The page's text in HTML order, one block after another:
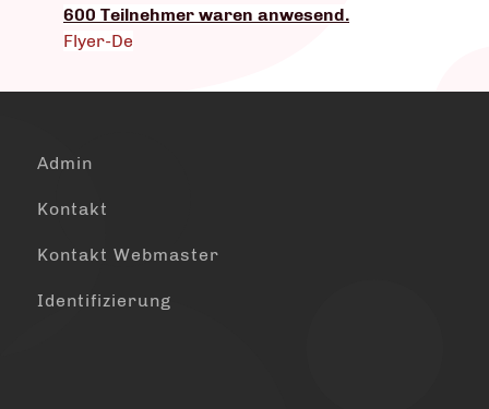
600 Teilnehmer waren anwesend.
Flyer-De
Admin
Kontakt
Kontakt Webmaster
Identifizierung